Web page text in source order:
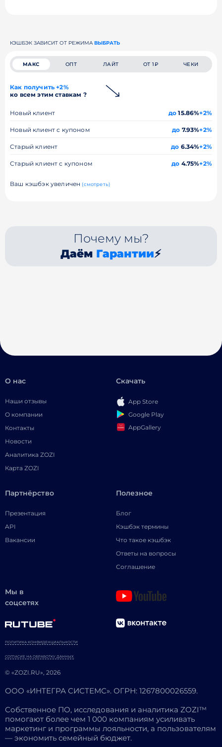
КЭШБЭК ЗАВИСИТ ОТ РЕЖИМА ВЫБРАТЬ
МАКС ОПТ ЛАЙТ ОТ 1₽ ЧЕКИ
Как получить +2%
ко всем этим ставкам ?
Новый клиент до 15.86%+2%
Новый клиент с купоном до 7.93%+2%
Старый клиент до 6.34%+2%
Старый клиент с купоном до 4.75%+2%
Ваш кэшбэк увеличен (смотреть)
Почему мы?
Даём Гарантии⚡
О нас
Наши отзывы
О компании
Контакты
Новости
Аналитика ZOZI
Карта ZOZI
Скачать
App Store
Google Play
AppGallery
Партнёрство
Презентация
API
Вакансии
Полезное
Блог
Кэшбэк термины
Что такое кэшбэк
Ответы на вопросы
Соглашение
Мы в
соцсетях
© «ZOZI.RU», 2026
ПОЛИТИКА КОНФИДЕНЦИАЛЬНОСТИ
СОГЛАСИЕ НА ОБРАБОТКУ ДАННЫХ
ООО «ИНТЕГРА СИСТЕМС». ОГРН: 1267800026559.
Собственное ПО, исследования и аналитика ZOZI™
помогают более чем 1 000 компаниям усиливать
маркетинг и программы лояльности, а пользователям
— экономить семейный бюджет.